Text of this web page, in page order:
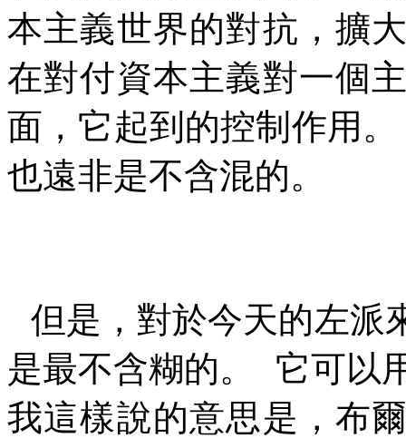
本主義世界的對抗，擴
在對付資本主義對一個
面，它起到的控制作用。
也遠非是不含混的。
但是，對於今天的左派
是最不含糊的。
它可以
我這樣說的意思是，布